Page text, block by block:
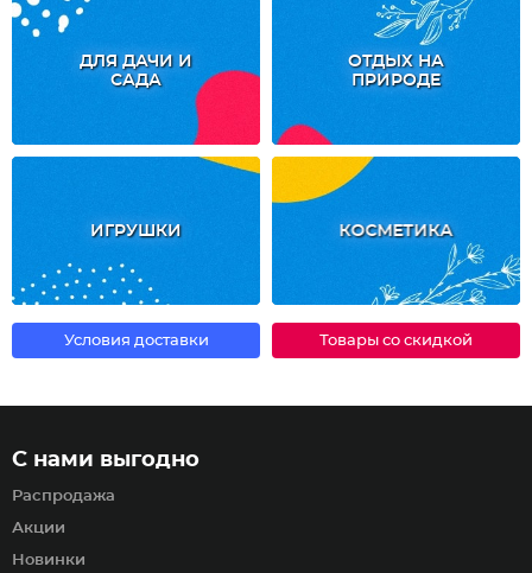
ДЛЯ ДАЧИ И
САДА
ОТДЫХ НА
ПРИРОДЕ
ИГРУШКИ КОСМЕТИКА
Условия доставки Товары со скидкой
С нами выгодно
Распродажа
Акции
Новинки